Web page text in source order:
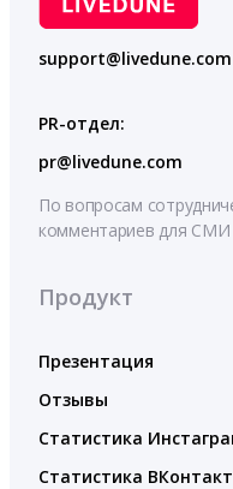
support@livedune.com
PR-отдел:
pr@livedune.com
По вопросам
комментариев для СМИ
Продукт
Презентация
Отзывы
Статистика
Статистика